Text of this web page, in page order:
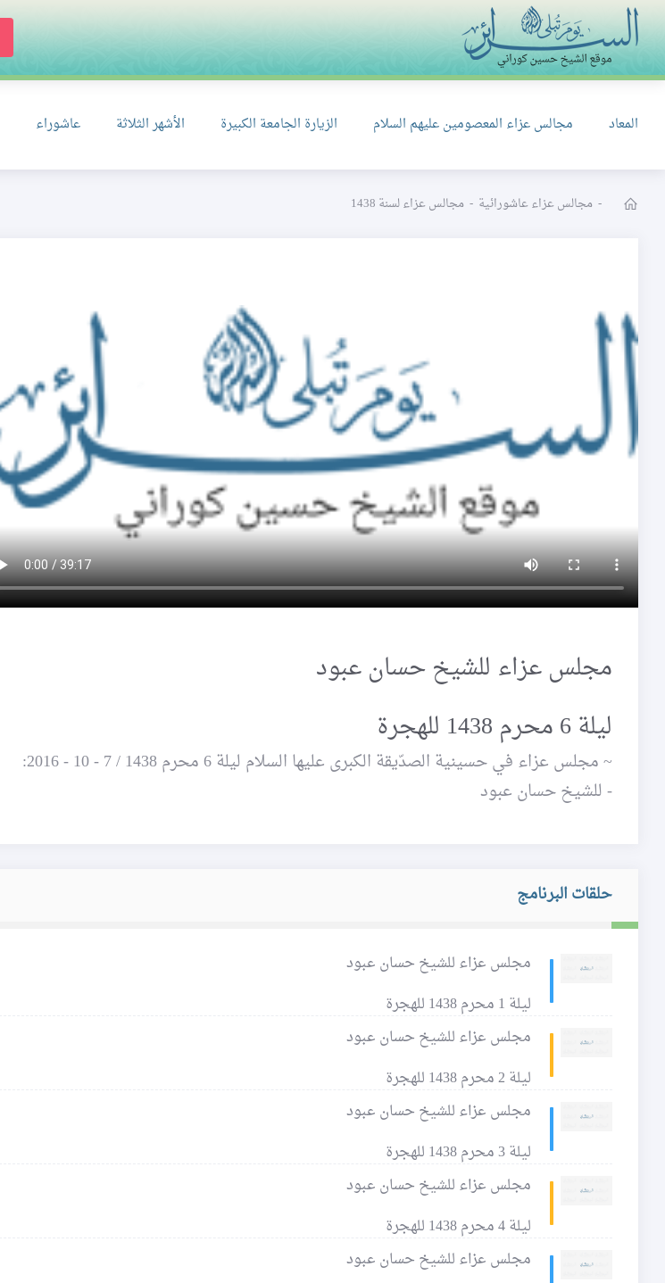
المعاد مجالس عزاء المعصومين عليهم السلام الزيارة الجامعة الكبيرة الأشهر الثلاثة عاشوراء
- مجالس عزاء عاشورائية - مجالس عزاء لسنة 1438
مجلس عزاء للشيخ حسان عبود
ليلة 6 محرم 1438 للهجرة
~ مجلس عزاء في حسينية الصدّيقة الكبرى عليها السلام ليلة 6 محرم 1438 / 7 - 10 - 2016:
- للشيخ حسان عبود
حلقات البرنامج
مجلس عزاء للشيخ حسان عبود
ليلة 1 محرم 1438 للهجرة
مجلس عزاء للشيخ حسان عبود
ليلة 2 محرم 1438 للهجرة
مجلس عزاء للشيخ حسان عبود
ليلة 3 محرم 1438 للهجرة
مجلس عزاء للشيخ حسان عبود
ليلة 4 محرم 1438 للهجرة
مجلس عزاء للشيخ حسان عبود